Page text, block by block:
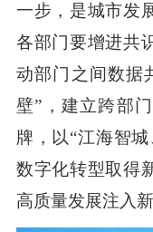
一步，是城市发
各部门要增进共
动部门之间数据
壁”，建立跨部
牌，以“江海智
数字化转型取得
高质量发展注入